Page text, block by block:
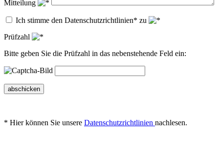
Mitteilung
Ich stimme den Datenschutzrichtlinien* zu
Prüfzahl
Bitte geben Sie die Prüfzahl in das nebenstehende Feld ein:
abschicken
* Hier können Sie unsere Datenschutzrichtlinien nachlesen.